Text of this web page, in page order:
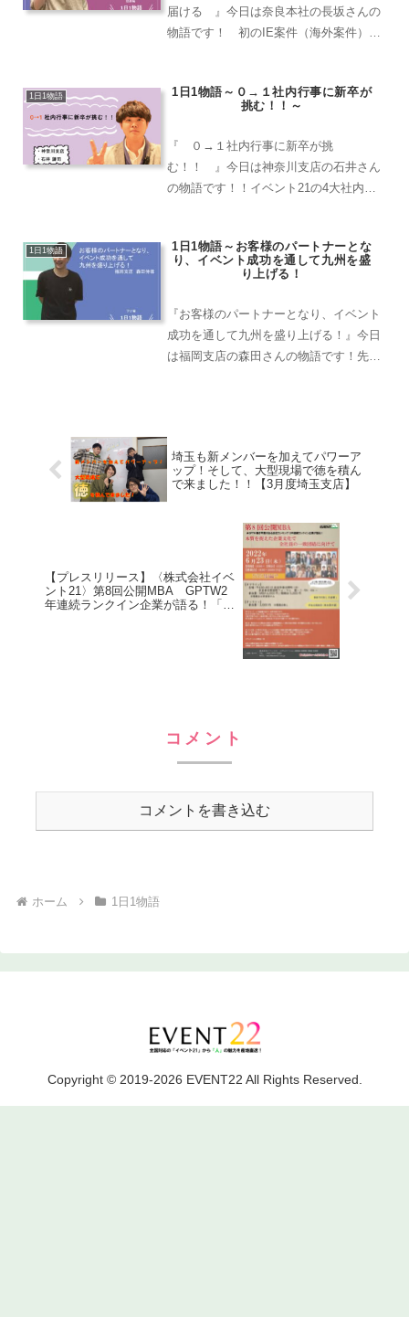
届ける 』今日は奈良本社の長坂さんの
物語です！ 初のIE案件（海外案件）で
とも音響機材を借りたいというお客様で
1日1物語
1日1物語～０→１社内行事に新卒が
挑む！！～
『 ０→１社内行事に新卒が挑
む！！ 』今日は神奈川支店の石井さん
の物語です！！イベント21の4大社内行
げました。ウィンターゲートの主催は
「ベンチマーク委員会」です。当時、...
1日1物語
1日1物語～お客様のパートナーとな
り、イベント成功を通して九州を盛
り上げる！
『お客様のパートナーとなり、イベント
成功を通して九州を盛り上げる！』今日
は福岡支店の森田さんの物語です！先
ンドユーザーさんも一緒の打...
埼玉も新メンバーを加えてパワーア
ップ！そして、大型現場で徳を積ん
で来ました！！【3月度埼玉支店】
【プレスリリース】〈株式会社イベ
ント21〉第8回公開MBA GPTW2
年連続ランクイン企業が語る！「本
コメント
コメントを書き込む
ホーム 1日1物語
Copyright © 2019-2026 EVENT22 All Rights Reserved.